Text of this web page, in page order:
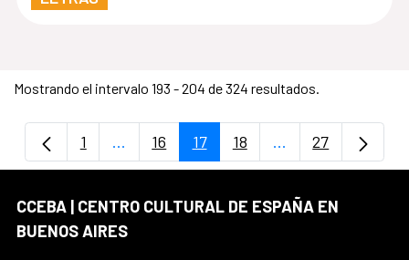
Mostrando el intervalo 193 - 204 de 324 resultados.
Página
1 ...Páginas intermedias Use TAB para
Página
16 Página
17 Página
18 ...PáginasPágina
27
CCEBA | CENTRO CULTURAL DE ESPAÑA EN
BUENOS AIRES